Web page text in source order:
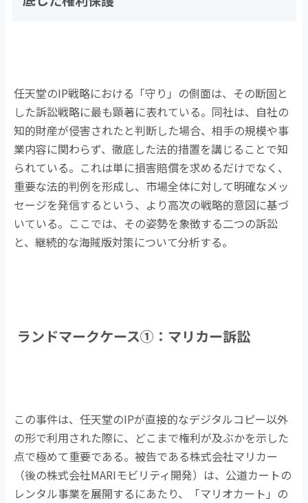
任天堂のIP戦略における「守り」の側面は、その断固と
した訴訟戦略に最も顕著に表れている。同社は、自社の
知的財産が侵害されたと判断した場合、相手の規模や事
業内容に関わらず、徹底した法的措置を講じることで知
られている。これは単に損害賠償を求めるだけでなく、
重要な法的判例を形成し、市場全体に対して明確なメッ
セージを発信するという、より高次の戦略的意図に基づ
いている。ここでは、その姿勢を象徴する二つの訴訟
と、継続的な海賊版対策について分析する。
ランドマークケース① ：マリカー訴訟
この事件は、任天堂のIPが直接的なデジタルコピー以外
の形で利用された際に、どこまで権利が及ぶかを示した
点で極めて重要である。被告である株式会社マリカー
（後の株式会社MARIモビリティ開発）は、公道カートの
レンタル事業を展開するにあたり、「マリオカート」の